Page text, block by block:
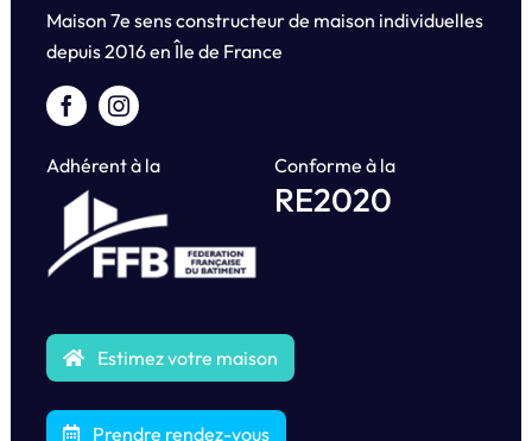
Maison 7e sens constructeur de maison individuelles
depuis2016 en Île de France
Adhérent à la Conforme à la
RE2020
Estimez votre maison
Prendre rendez-vous